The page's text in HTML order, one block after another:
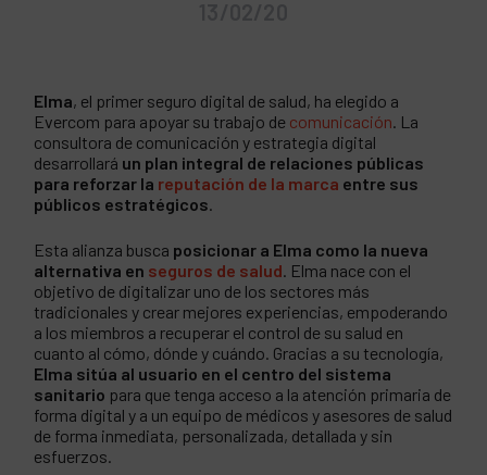
Elma, el primer seguro digital de salud, ha elegido a
Evercom para apoyar su trabajo de comunicación. La
consultora de comunicación y estrategia digital
desarrollará un plan integral de relaciones públicas
para reforzar la reputación de la marca entre sus
públicos estratégicos.
Esta alianza busca posicionar a Elma como la nueva
alternativa en seguros de salud . Elma nace con el
objetivo de digitalizar uno de los sectores más
tradicionales y crear mejores experiencias, empoderando
a los miembros a recuperar el control de su salud en
cuanto al cómo, dónde y cuándo. Gracias a su tecnología,
Elma sitúa al usuario en el centro del sistema
sanitario para que tenga acceso a la atención primaria de
forma digital y a un equipo de médicos y asesores de salud
de forma inmediata, personalizada, detallada y sin
esfuerzos.